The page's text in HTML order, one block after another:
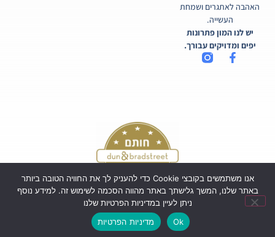
האהבה לאתגרים ושמחת
העשייה.
יש לנו המון פתרונות
יפים ומדויקים עבורך.
כל הזכויות שמורות לקורטיקו בע"מ ©
Powered by Webi Digital
אנו משתמשים בקובצי Cookie כדי להעניק לך את החוויה הטובה ביותר
באתר שלנו, המשך גלישתך באתר מהווה הסכמה לשימוש זה. למידע נוסף
ניתן לעיין במדיניות הפרטיות שלנו
Ok
מדיניות הפרטיות